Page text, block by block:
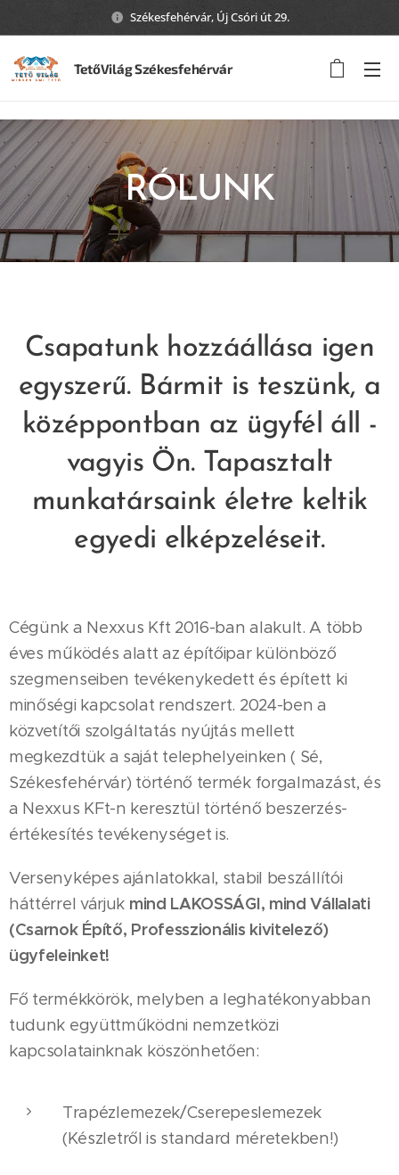
Székesfehérvár, Új Csóri út 29.
TetőVilág Székesfehérvár
RÓLUNK
Csapatunk hozzáállása igen
egyszerű. Bármit is teszünk, a
középpontban az ügyfél áll -
vagyis Ön. Tapasztalt
munkatársaink életre keltik
egyedi elképzeléseit.
Cégünk a Nexxus Kft 2016-ban alakult. A több
éves működés alatt az építőipar különböző
szegmenseiben tevékenykedett és épített ki
minőségi kapcsolat rendszert. 2024-ben a
közvetítői szolgáltatás nyújtás mellett
megkezdtük a saját telephelyeinken ( Sé,
Székesfehérvár) történő termék forgalmazást, és
a Nexxus KFt-n keresztül történő beszerzés-
értékesítés tevékenységet is.
Versenyképes ajánlatokkal, stabil beszállítói
háttérrel várjuk mind LAKOSSÁGI, mind Vállalati
(Csarnok Építő, Professzionális kivitelező)
ügyfeleinket!
Fő termékkörök, melyben a leghatékonyabban
tudunk együttműködni nemzetközi
kapcsolatainknak köszönhetően:
Trapézlemezek/Cserepeslemezek
(Készletről is standard méretekben!)